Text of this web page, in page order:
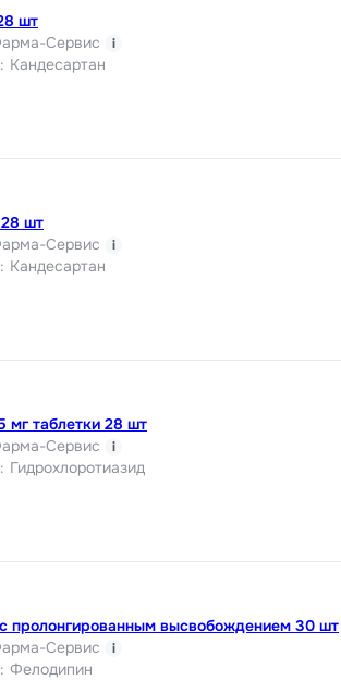
шт
Сервис i
: Кандесартан
28 шт
Сервис i
: Кандесартан
мг таблетки 28 шт
Сервис i
: Гидрохлоротиазид
пролонгированным высвобождением 30 шт
Сервис i
: Фелодипин